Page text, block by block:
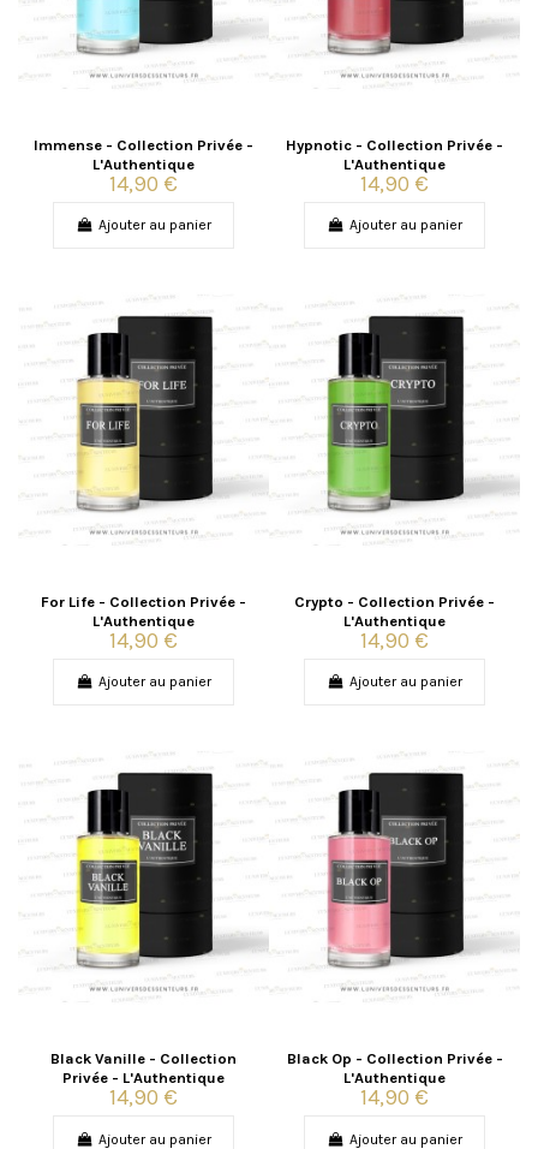
Immense - Collection Privée -
L'Authentique
14,90 €
Ajouter au panier
Hypnotic - Collection Privée -
L'Authentique
14,90 €
Ajouter au panier
For Life - Collection Privée -
L'Authentique
14,90 €
Ajouter au panier
Crypto - Collection Privée -
L'Authentique
14,90 €
Ajouter au panier
Black Vanille - Collection
Privée - L'Authentique
14,90 €
Ajouter au panier
Black Op - Collection Privée -
L'Authentique
14,90 €
Ajouter au panier